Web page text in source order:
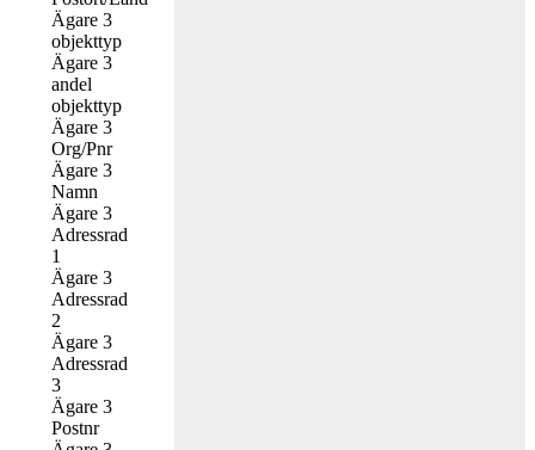
Ägare 3
objekttyp
Ägare 3
andel
objekttyp
Ägare 3
Org/Pnr
Ägare 3
Namn
Ägare 3
Adressrad
1
Ägare 3
Adressrad
2
Ägare 3
Adressrad
3
Ägare 3
Postnr